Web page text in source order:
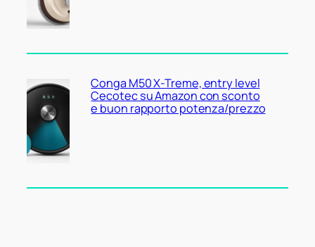
Conga M50 X-Treme, entry level
Cecotec su Amazon con sconto
e buon rapporto potenza/prezzo